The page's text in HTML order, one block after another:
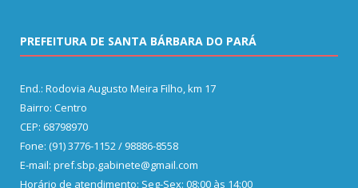
PREFEITURA DE SANTA BÁRBARA DO PARÁ
End.: Rodovia Augusto Meira Filho, km 17
Bairro: Centro
CEP: 68798970
Fone: (91) 3776-1152 / 98886-8558
E-mail: pref.sbp.gabinete@gmail.com
Horário de atendimento: Seg-Sex: 08:00 às 14:00